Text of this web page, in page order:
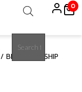
search
0
/ BEIGE FLAGSHIP